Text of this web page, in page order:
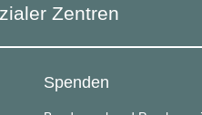
Zentren
Spenden